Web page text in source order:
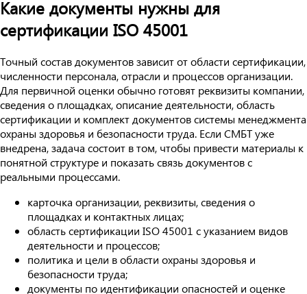
Какие документы нужны для
сертификации ISO 45001
Точный состав документов зависит от области сертификации,
численности персонала, отрасли и процессов организации.
Для первичной оценки обычно готовят реквизиты компании,
сведения о площадках, описание деятельности, область
сертификации и комплект документов системы менеджмента
охраны здоровья и безопасности труда. Если СМБТ уже
внедрена, задача состоит в том, чтобы привести материалы к
понятной структуре и показать связь документов с
реальными процессами.
карточка организации, реквизиты, сведения о
площадках и контактных лицах;
область сертификации ISO 45001 с указанием видов
деятельности и процессов;
политика и цели в области охраны здоровья и
безопасности труда;
документы по идентификации опасностей и оценке